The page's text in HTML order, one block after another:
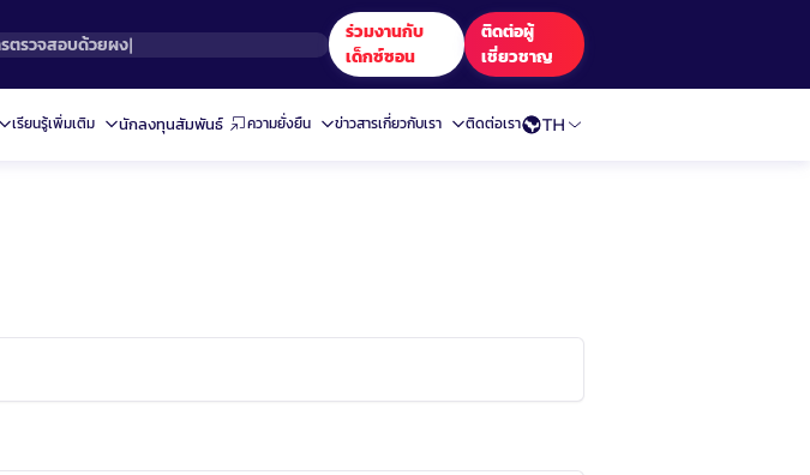
ร่วมงานกับ
เด็กซ์ซอน
ติดต่อผู้
เชี่ยวชาญ
เรียนรู้เพิ่มเติม นักลงทุนสัมพันธ์ ความยั่งยืน ข่าวสารเกี่ยวกับเรา ติดต่อเรา TH